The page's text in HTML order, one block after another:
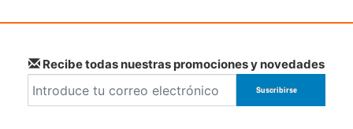
Recibe todas nuestras promociones y novedades